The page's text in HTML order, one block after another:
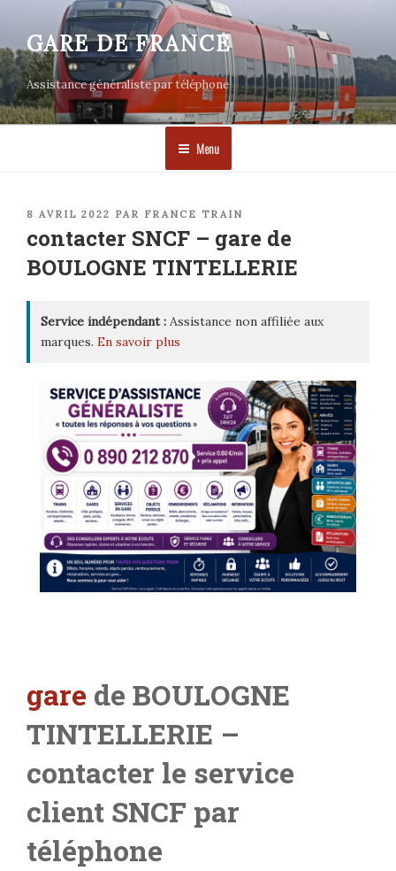
contenu
principal
GARE DE FRANCE
Assistance généraliste par téléphone
Menu
PUBLIÉ
8 AVRIL 2022 PAR FRANCE TRAIN
contacter SNCF – gare de
BOULOGNE TINTELLERIE
Service indépendant : Assistance non affiliée aux
marques. En savoir plus
gare de BOULOGNE
TINTELLERIE –
contacter le service
client SNCF par
téléphone